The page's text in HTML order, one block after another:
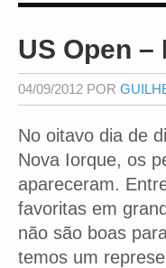
US Open –
04/09/2012 POR
No oitavo dia de
Nova Iorque, os
apareceram.
favoritas em
não são boas
temos um